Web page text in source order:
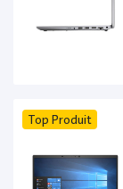
Top Produit